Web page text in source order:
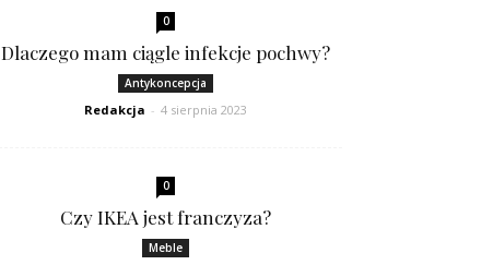
0
Dlaczego mam ciągle infekcje pochwy?
Antykoncepcja
Redakcja - 4 sierpnia 2023
0
Czy IKEA jest franczyza?
Meble